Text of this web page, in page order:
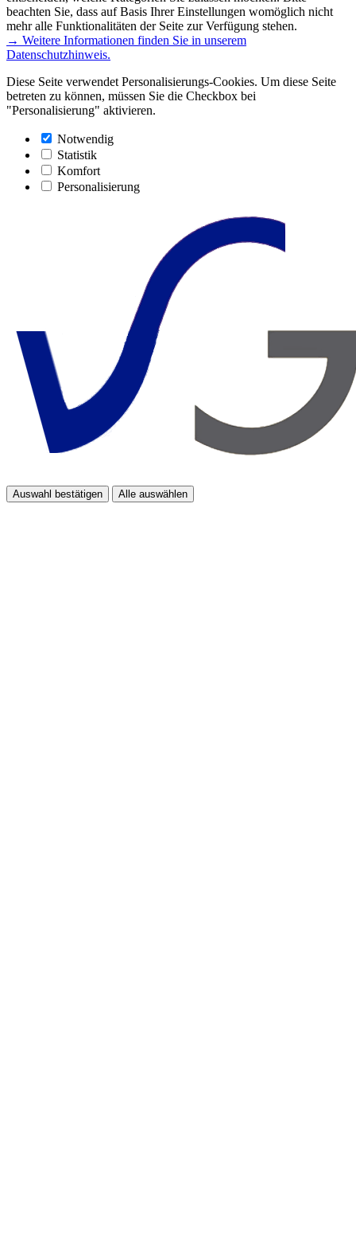
beachten Sie, dass auf Basis Ihrer Einstellungen womöglich nicht
mehr alle Funktionalitäten der Seite zur Verfügung stehen.
→ Weitere Informationen finden Sie in unserem
Datenschutzhinweis.
Diese Seite verwendet Personalisierungs-Cookies. Um diese Seite
betreten zu können, müssen Sie die Checkbox bei
"Personalisierung" aktivieren.
Notwendig
Statistik
Komfort
Personalisierung
Auswahl bestätigen Alle auswählen